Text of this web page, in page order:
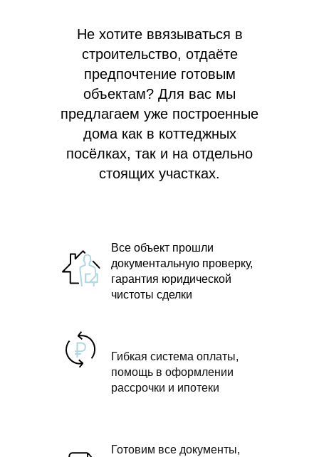
Не хотите ввязываться в
строительство, отдаёте
предпочтение готовым
объектам? Для вас мы
предлагаем уже построенные
дома как в коттеджных
посёлках, так и на отдельно
стоящих участках.
Все объект прошли
документальную проверку,
гарантия юридической
чистоты сделки
Гибкая система оплаты,
помощь в оформлении
рассрочки и ипотеки
Готовим все документы,